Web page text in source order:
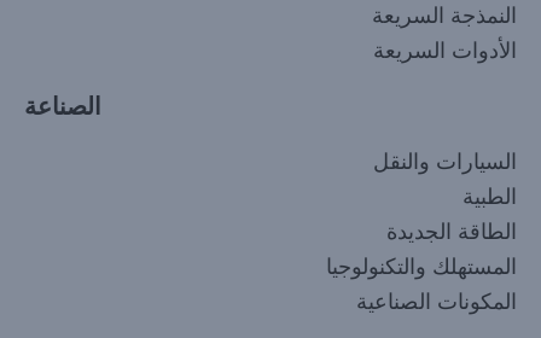
النمذجة السريعة
الأدوات السريعة
الصناعة
السيارات والنقل
الطبية
الطاقة الجديدة
المستهلك والتكنولوجيا
المكونات الصناعية